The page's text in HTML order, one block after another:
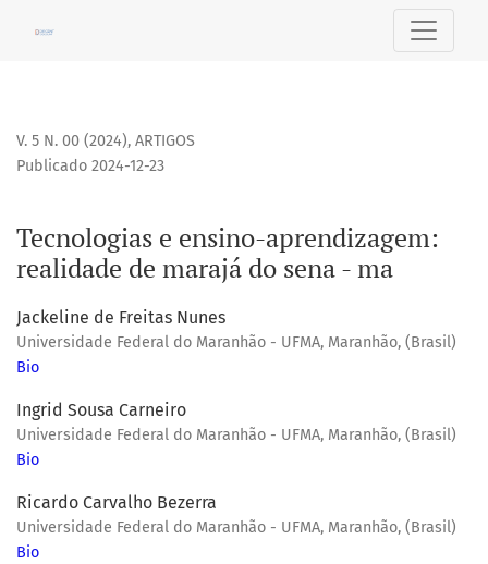
Tecnologias e ensino-aprendizagem: realidade de marajá
V. 5 N. 00 (2024), ARTIGOS
Tecnologias e ensino-aprendizagem:
realidade de marajá do sena - ma
Publicado 2024-12-23
Jackeline de Freitas Nunes
Universidade Federal do Maranhão - UFMA, Maranhão, (Brasil)
Bio
Ingrid Sousa Carneiro
Universidade Federal do Maranhão - UFMA, Maranhão, (Brasil)
Bio
Ricardo Carvalho Bezerra
Universidade Federal do Maranhão - UFMA, Maranhão, (Brasil)
Bio